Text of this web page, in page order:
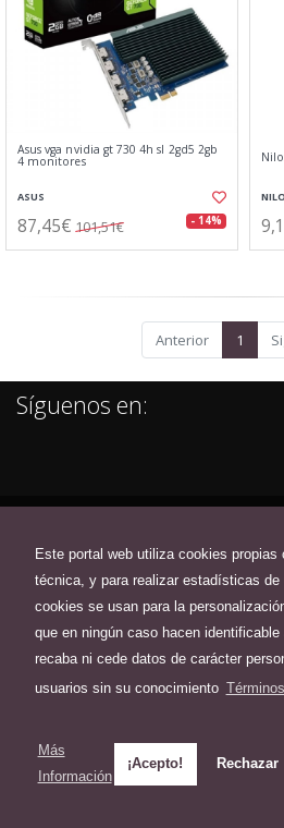
Este portal web utiliza cookies propias
técnica, y para realizar estadísticas de
cookies se usan para la
que en ningún caso hacen identificable
recaba ni cede datos de carácter
usuarios sin su conocimiento
Más
Información
¡Acepto! Rechazar
Asus vga nvidia gt 730 4h sl 2gd5 2gb
4 monitores
ASUS
87,45€ 101,51€ - 14%
Anterior 1
Síguenos en:
Contacto Aviso
Política de envíos
Política de